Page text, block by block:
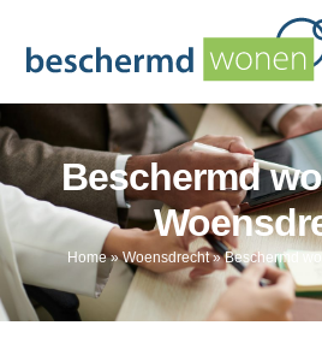
Beschermd
Home»Woensdrecht»Beschermd